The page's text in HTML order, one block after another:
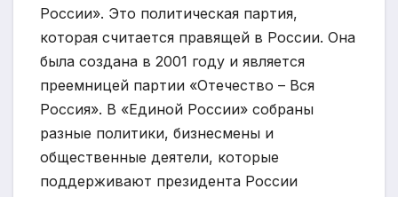
России». Это политическая партия,
которая считается правящей в России. Она
была создана в 2001 году и является
преемницей партии «Отечество – Вся
Россия». В «Единой России» собраны
разные политики, бизнесмены и
общественные деятели, которые
поддерживают президента России